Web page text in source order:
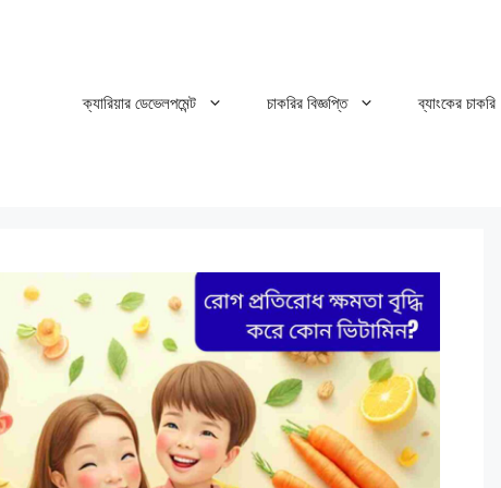
ক্যারিয়ার ডেভেলপমেন্ট চাকরির বিজ্ঞপ্তি ব্যাংকের চাকরি